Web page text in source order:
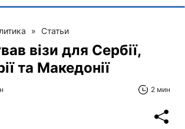
» Статьи
візи для Сербії,
та Македонії
2 мин